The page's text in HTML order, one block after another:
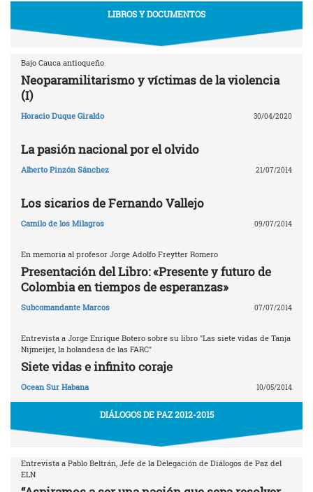
LIBROS Y DOCUMENTOS
Bajo Cauca antioqueño
Neoparamilitarismo y víctimas de la violencia
(I)
Horacio Duque Giraldo 30/04/2020
La pasión nacional por el olvido
Alberto Pinzón Sánchez 21/07/2014
Los sicarios de Fernando Vallejo
Camilo de los Milagros 09/07/2014
En memoria al profesor Jorge Adolfo Freytter Romero
Presentación del Libro: «Presente y futuro de
Colombia en tiempos de esperanzas»
Subcomandante Marcos 07/07/2014
Entrevista a Jorge Enrique Botero sobre su libro "Las siete vidas de Tanja
Nijmeijer, la holandesa de las FARC"
Siete vidas e infinito coraje
Ocean Sur Habana 10/05/2014
DIÁLOGOS DE PAZ 2012-2015
Entrevista a Pablo Beltrán, Jefe de la Delegación de Diálogos de Paz del
ELN